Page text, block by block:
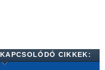
KAPCSOLÓDÓ CIKKEK: